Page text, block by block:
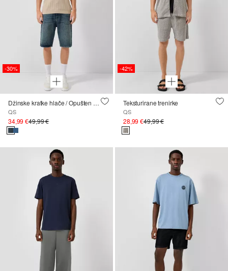
-30%
Džinske kratke hlače / Opušten kroj / Srednje visok struk
QS
34,99 €49,99 €
-42%
Teksturirane trenirke
QS
28,99 €49,99 €